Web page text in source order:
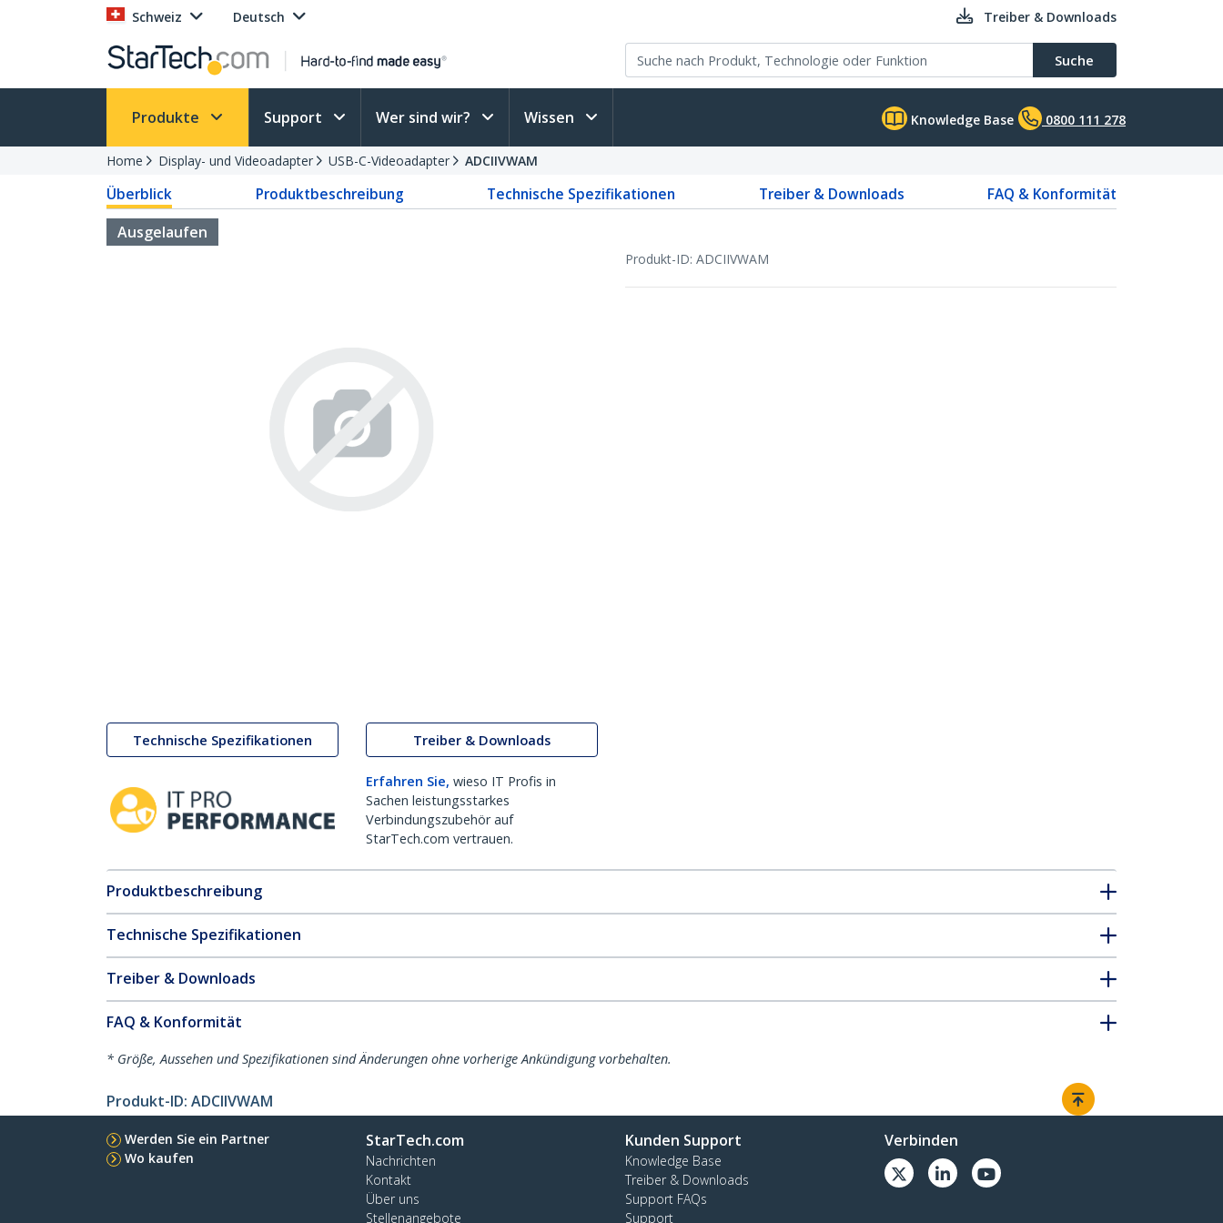
Schweiz Deutsch Treiber & Downloads
Suche
Produkte Support Wer sind wir? Wissen Knowledge Base 0800 111 278
Home Display- und Videoadapter USB-C-Videoadapter ADCIIVWAM
Überblick Produktbeschreibung Technische Spezifikationen Treiber & Downloads
FAQ & Konformität
Ausgelaufen
Technische Spezifikationen Treiber & Downloads
Erfahren Sie, wieso IT Profis in
Sachen leistungsstarkes
Verbindungszubehör auf
StarTech.com vertrauen.
Produkt-ID: ADCIIVWAM
Produktbeschreibung
Technische Spezifikationen
Treiber & Downloads
FAQ & Konformität
* Größe, Aussehen und Spezifikationen sind Änderungen ohne vorherige Ankündigung vorbehalten.
Produkt-ID: ADCIIVWAM
Werden Sie ein Partner
Wo kaufen
StarTech.com
Nachrichten
Kontakt
Über uns
Stellenangebote
Kunden Support
Knowledge Base
Treiber & Downloads
Support FAQs
Support
Verbinden